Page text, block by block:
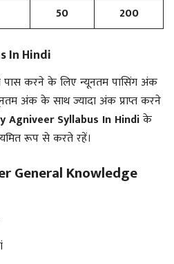
50 200
In Hindi
को पास करने के लिए न्यूनतम पासिंग अंक
अंक के साथ ज्यादा अंक प्राप्त करने
Agniveer Syllabus In Hindiके
रूप से करते रहें।
General Knowledge